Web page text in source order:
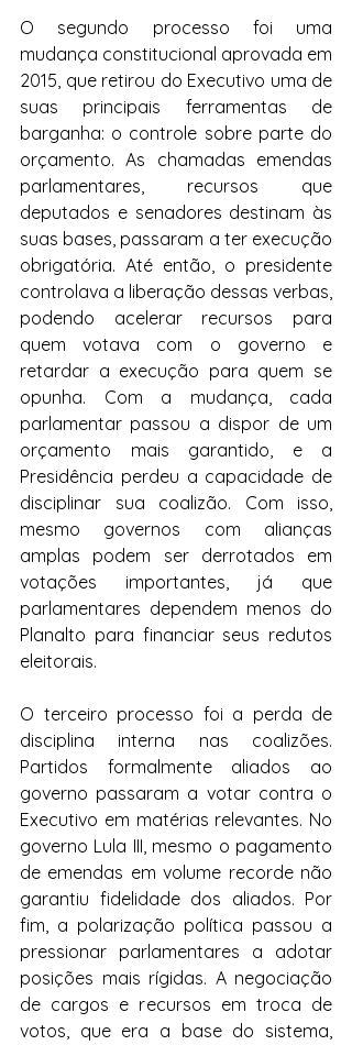
O segundo processo foi uma
mudança constitucional aprovada em
2015, que retirou do Executivo uma de
suas principais ferramentas de
barganha: o controle sobre parte do
orçamento. As chamadas emendas
parlamentares, recursos que
deputados e senadores destinam às
suas bases, passaram a ter execução
obrigatória. Até então, o presidente
controlava a liberação dessas verbas,
podendo acelerar recursos para
quem votava com o governo e
retardar a execução para quem se
opunha. Com a mudança, cada
parlamentar passou a dispor de um
orçamento mais garantido, e a
Presidência perdeu a capacidade de
disciplinar sua coalizão. Com isso,
mesmo governos com alianças
amplas podem ser derrotados em
votações importantes, já que
parlamentares dependem menos do
Planalto para financiar seus redutos
eleitorais.
O terceiro processo foi a perda de
disciplina interna nas coalizões.
Partidos formalmente aliados ao
governo passaram a votar contra o
Executivo em matérias relevantes. No
governo Lula III, mesmo o pagamento
de emendas em volume recorde não
garantiu fidelidade dos aliados. Por
fim, a polarização política passou a
pressionar parlamentares a adotar
posições mais rígidas. A negociação
de cargos e recursos em troca de
votos, que era a base do sistema,